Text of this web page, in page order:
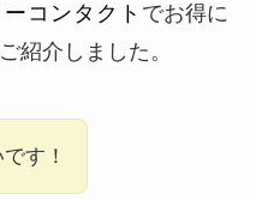
コンタクト でお得に
紹介しました。
す！